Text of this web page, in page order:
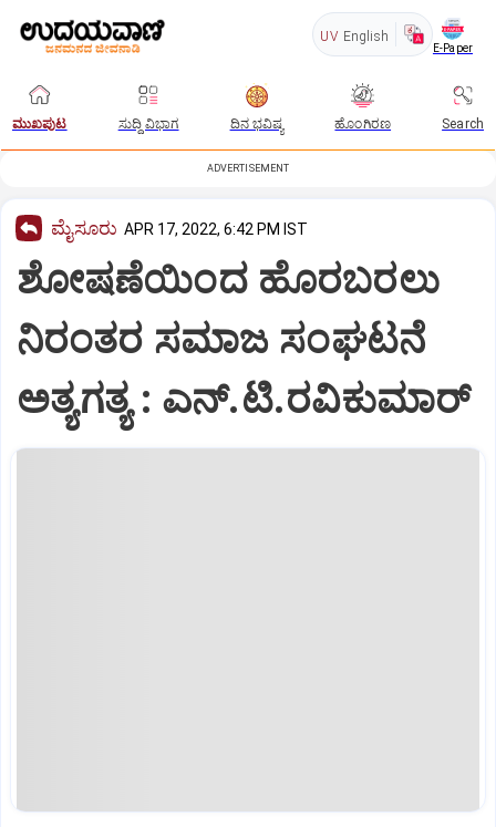
UV English
E-Paper
ಮುಖಪುಟ ಸುದ್ದಿ ವಿಭಾಗ ದಿನ ಭವಿಷ್ಯ ಹೊಂಗಿರಣ Search
ADVERTISEMENT
ಮೈಸೂರು APR 17, 2022, 6:42 PM IST
ಶೋಷಣೆಯಿಂದ ಹೊರಬರಲು
ನಿರಂತರ ಸಮಾಜ ಸಂಘಟನೆ
ಅತ್ಯಗತ್ಯ : ಎನ್.ಟಿ.ರವಿಕುಮಾರ್